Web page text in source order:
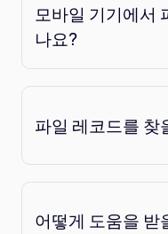
모바일 기기에서
나요?
파일 레코드를 찾
어떻게 도움을 받